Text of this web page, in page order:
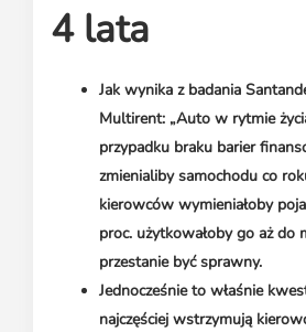
4 lata
Jak wynika z badania
Multirent: „Auto w rytmie
przypadku braku barier
zmienialiby samochodu co
kierowców wymieniałoby
proc. użytkowałoby go aż do
przestanie być sprawny.
Jednocześnie to właśnie
najczęściej wstrzymują